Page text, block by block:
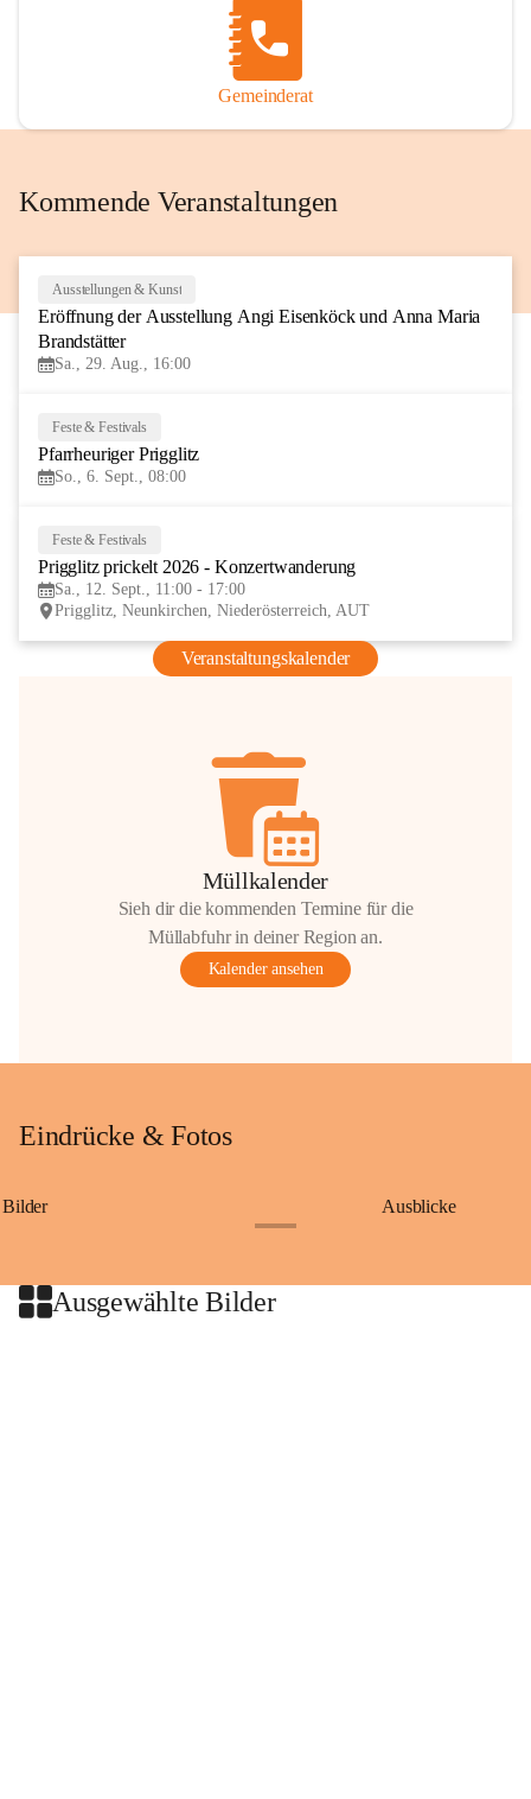
Gemeinderat
Kommende Veranstaltungen
AUG
Ausstellungen & Kunst
Eröffnung der Ausstellung Angi Eisenköck und Anna Maria
Brandstätter
Sa., 29. Aug., 16:00
Feste & Festivals
Pfarrheuriger Prigglitz
So., 6. Sept., 08:00
Feste & Festivals
Prigglitz prickelt 2026 - Konzertwanderung
Sa., 12. Sept., 11:00 - 17:00
Prigglitz, Neunkirchen, Niederösterreich, AUT
Veranstaltungskalender
Müllkalender
Sieh dir die kommenden Termine für die
Müllabfuhr in deiner Region an.
Kalender ansehen
Eindrücke & Fotos
Bilder Ausblicke
Ausgewählte Bilder